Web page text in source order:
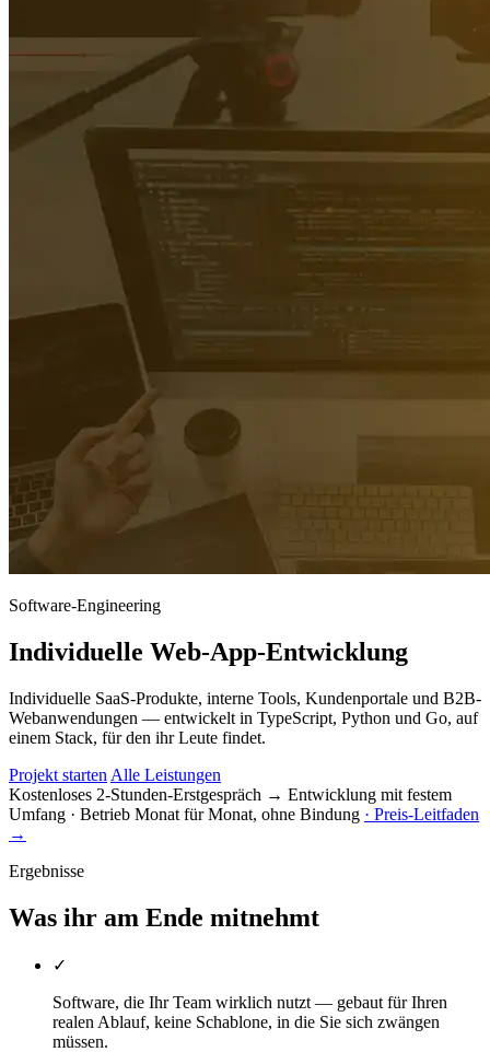
Software-Engineering
Individuelle Web-App-Entwicklung
Individuelle SaaS-Produkte, interne Tools, Kundenportale und B2B-
Webanwendungen — entwickelt in TypeScript, Python und Go, auf
einem Stack, für den ihr Leute findet.
Projekt starten Alle Leistungen
Kostenloses 2-Stunden-Erstgespräch → Entwicklung mit festem
Umfang · Betrieb Monat für Monat, ohne Bindung · Preis-Leitfaden
→
Ergebnisse
Was ihr am Ende mitnehmt
✓
Software, die Ihr Team wirklich nutzt — gebaut für Ihren
realen Ablauf, keine Schablone, in die Sie sich zwängen
müssen.